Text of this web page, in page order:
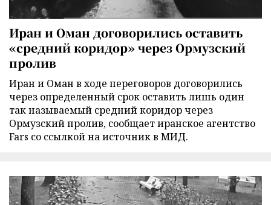
Иран и Оман договорились оставить
«средний коридор» через Ормузский
пролив
Иран и Оман в ходе переговоров договорились
через определенный срок оставить лишь один
так называемый средний коридор через
Ормузский пролив, сообщает иранское агентство
Fars со ссылкой на источник в МИД.